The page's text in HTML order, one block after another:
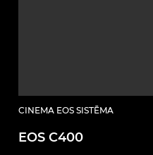
CINEMA EOS SISTĒMA
EOS C400